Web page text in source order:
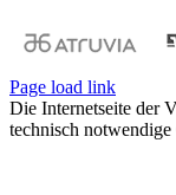
Page load link
Die Internetseite der
technisch notwendige